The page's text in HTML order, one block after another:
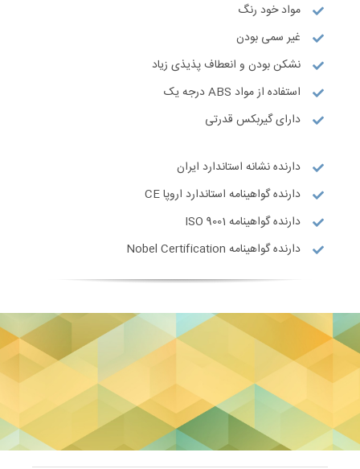
مواد خود رنگ
غیر سمی بودن
نشکن بودن و انعطاف پذیذی زیاد
استفاده از مواد ABS درجه یک
دارای گیربکس قدرتی
دارنده نشانه استاندارد ایران
دارنده گواهینامه استاندارد اروپا CE
دارنده گواهینامه ISO 9001
دارنده گواهینامه Nobel Certification